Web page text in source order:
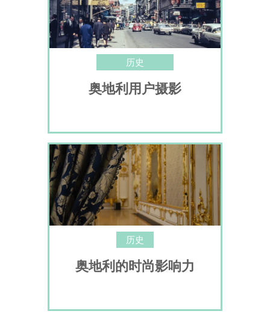
历史
奥地利用户摄影
历史
奥地利的时尚影响力